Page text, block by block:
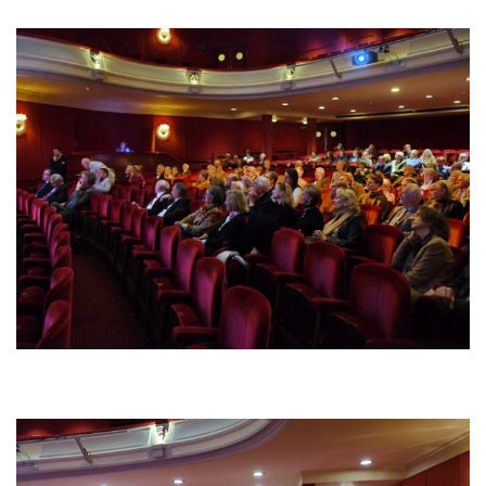
Bild
Bild